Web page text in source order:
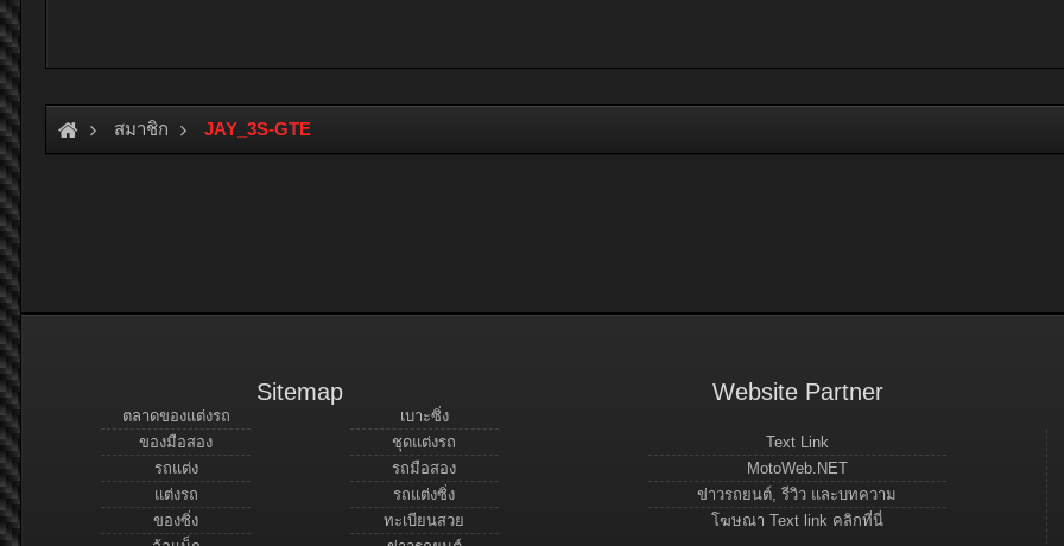
สมาชิก JAY_3S-GTE
Sitemap
ตลาดของแต่งรถ
ของมือสอง
รถแต่ง
แต่งรถ
ของซิ่ง
เบาะซิ่ง
ชุดแต่งรถ
รถมือสอง
รถแต่งซิ่ง
ทะเบียนสวย
Website Partner
Text Link
MotoWeb.NET
ข่าวรถยนต์, รีวิว และบทความ
โฆษณา Text link คลิกที่นี่